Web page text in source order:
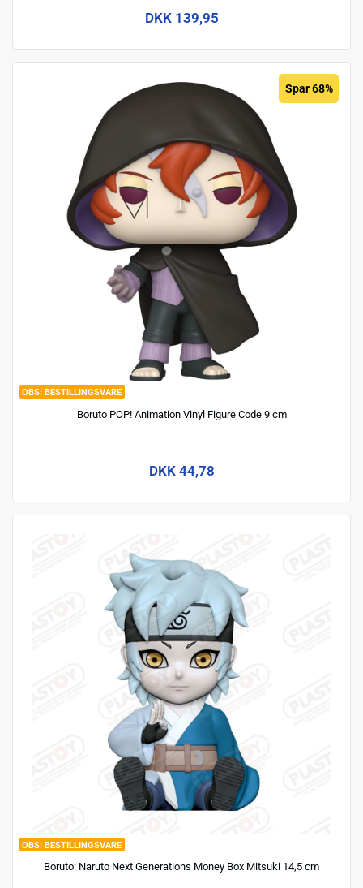
DKK 139,95
BESTILLINGSVARE
Spar 68%
Boruto POP! Animation Vinyl Figure Code 9 cm
DKK 44,78
BESTILLINGSVARE
Boruto: Naruto Next Generations Money Box Mitsuki 14,5 cm